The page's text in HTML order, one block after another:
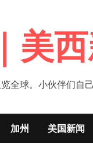
美
全球。小伙伴们自
加州 美国新闻